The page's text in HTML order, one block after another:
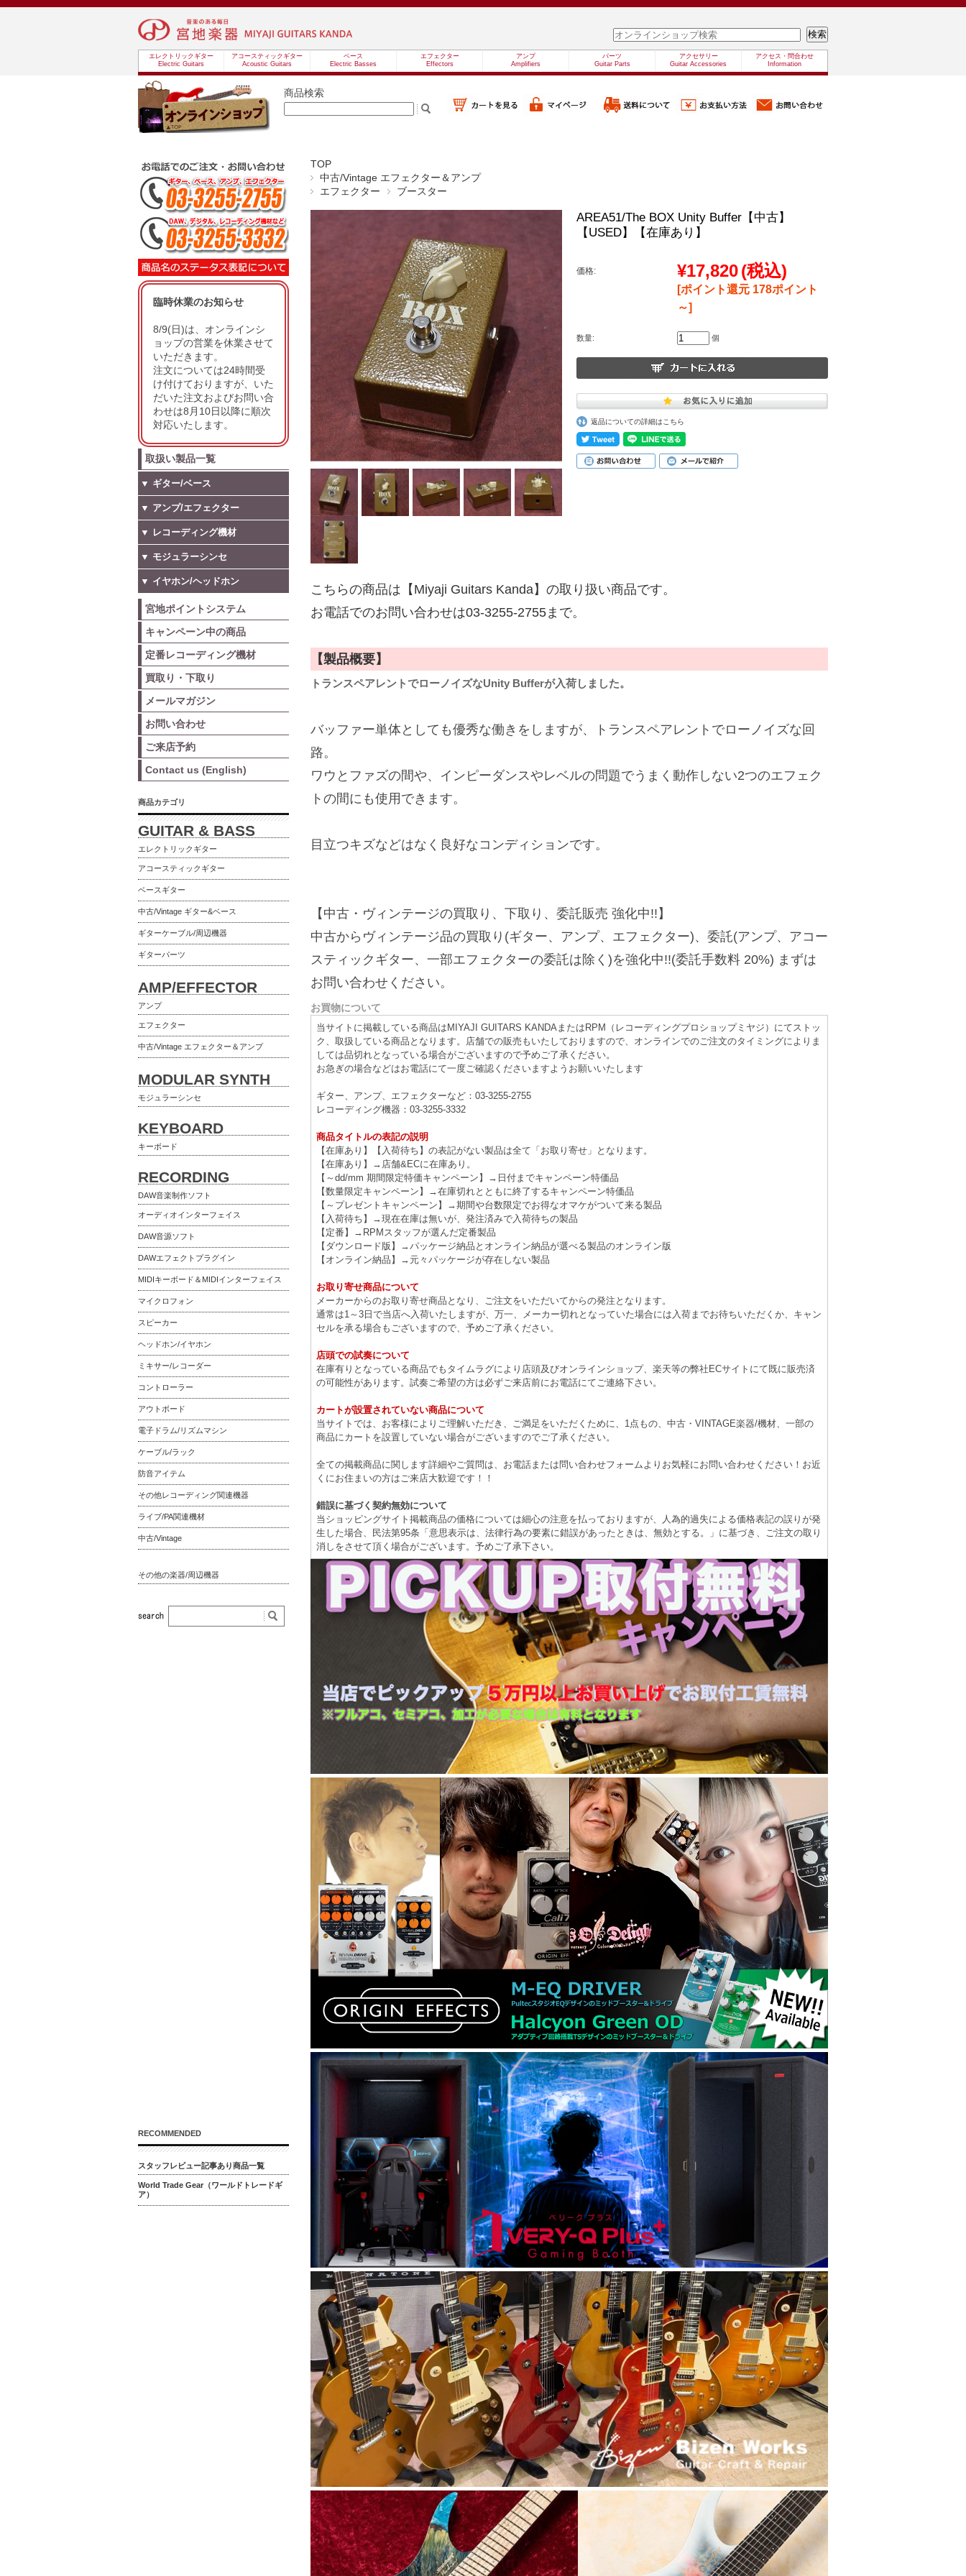
エレクトリックギター
Electric Guitars
アコースティックギター
Acoustic Guitars
ベース
Electric Basses
エフェクター
Effectors
アンプ
Amplifiers
パーツ
Guitar Parts
アクセサリー
Guitar Accessories
アクセス・問合わせ
Information
商品検索
TOP
中古/Vintage エフェクター＆アンプ
エフェクター
ブースター
AREA51/The BOX Unity Buffer【中古】
【USED】【在庫あり】
価格: ¥17,820(税込)
[ポイント還元 178ポイント
～]
数量: 個
返品についての詳細はこちら
こちらの商品は【Miyaji Guitars Kanda】の取り扱い商品です。
お電話でのお問い合わせは03-3255-2755まで。
【製品概要】
トランスペアレントでローノイズなUnity Bufferが入荷しました。
バッファー単体としても優秀な働きをしますが、トランスペアレントでローノイズな回
路。
ワウとファズの間や、インピーダンスやレベルの問題でうまく動作しない2つのエフェク
トの間にも使用できます。
目立つキズなどはなく良好なコンディションです。
【中古・ヴィンテージの買取り、下取り、委託販売 強化中!!】
中古からヴィンテージ品の買取り(ギター、アンプ、エフェクター)、委託(アンプ、アコー
スティックギター、一部エフェクターの委託は除く)を強化中!!(委託手数料 20%) まずは
お問い合わせください。
お買物について
当サイトに掲載している商品はMIYAJI GUITARS KANDAまたはRPM（レコーディングプロショップミヤジ）にてストッ
ク、取扱している商品となります。店舗での販売もいたしておりますので、オンラインでのご注文のタイミングによりま
しては品切れとなっている場合がございますので予めご了承ください。
お急ぎの場合などはお電話にて一度ご確認くださいますようお願いいたします
ギター、アンプ、エフェクターなど：03-3255-2755
レコーディング機器：03-3255-3332
商品タイトルの表記の説明
【在庫あり】【入荷待ち】の表記がない製品は全て「お取り寄せ」となります。
【在庫あり】→店舗&ECに在庫あり。
【～dd/mm 期間限定特価キャンペーン】→日付までキャンペーン特価品
【数量限定キャンペーン】→在庫切れとともに終了するキャンペーン特価品
【～プレゼントキャンペーン】→期間や台数限定でお得なオマケがついて来る製品
【入荷待ち】→現在在庫は無いが、発注済みで入荷待ちの製品
【定番】→RPMスタッフが選んだ定番製品
【ダウンロード版】→パッケージ納品とオンライン納品が選べる製品のオンライン版
【オンライン納品】→元々パッケージが存在しない製品
お取り寄せ商品について
メーカーからのお取り寄せ商品となり、ご注文をいただいてからの発注となります。
通常は1～3日で当店へ入荷いたしますが、万一、メーカー切れとなっていた場合には入荷までお待ちいただくか、キャン
セルを承る場合もございますので、予めご了承ください。
店頭での試奏について
在庫有りとなっている商品でもタイムラグにより店頭及びオンラインショップ、楽天等の弊社ECサイトにて既に販売済
の可能性があります。試奏ご希望の方は必ずご来店前にお電話にてご連絡下さい。
カートが設置されていない商品について
当サイトでは、お客様によりご理解いただき、ご満足をいただくために、1点もの、中古・VINTAGE楽器/機材、一部の
商品にカートを設置していない場合がございますのでご了承ください。
全ての掲載商品に関します詳細やご質問は、お電話または問い合わせフォームよりお気軽にお問い合わせください！お近
くにお住まいの方はご来店大歓迎です！！
錯誤に基づく契約無効について
当ショッピングサイト掲載商品の価格については細心の注意を払っておりますが、人為的過失による価格表記の誤りが発
生した場合、民法第95条「意思表示は、法律行為の要素に錯誤があったときは、無効とする。」に基づき、ご注文の取り
消しをさせて頂く場合がございます。予めご了承下さい。
臨時休業のお知らせ
8/9(日)は、オンラインシ
ョップの営業を休業させて
いただきます。
注文については24時間受
け付けておりますが、いた
だいた注文およびお問い合
わせは8月10日以降に順次
対応いたします。
取扱い製品一覧
▼ ギター/ベース
▼ アンプ/エフェクター
▼ レコーディング機材
▼ モジュラーシンセ
▼ イヤホン/ヘッドホン
宮地ポイントシステム
キャンペーン中の商品
定番レコーディング機材
買取り・下取り
メールマガジン
お問い合わせ
ご来店予約
Contact us (English)
商品カテゴリ
GUITAR & BASS
エレクトリックギター
アコースティックギター
ベースギター
中古/Vintage ギター&ベース
ギターケーブル/周辺機器
ギターパーツ
AMP/EFFECTOR
アンプ
エフェクター
中古/Vintage エフェクター＆アンプ
MODULAR SYNTH
モジュラーシンセ
KEYBOARD
キーボード
RECORDING
DAW音楽制作ソフト
オーディオインターフェイス
DAW音源ソフト
DAWエフェクトプラグイン
MIDIキーボード＆MIDIインターフェイス
マイクロフォン
スピーカー
ヘッドホン/イヤホン
ミキサー/レコーダー
コントローラー
アウトボード
電子ドラム/リズムマシン
ケーブル/ラック
防音アイテム
その他レコーディング関連機器
ライブ/PA関連機材
中古/Vintage
その他の楽器/周辺機器
RECOMMENDED
スタッフレビュー記事あり商品一覧
World Trade Gear（ワールドトレードギ
ア）